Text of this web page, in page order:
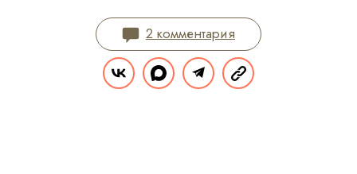
2 комментария
Ксения Ильченко